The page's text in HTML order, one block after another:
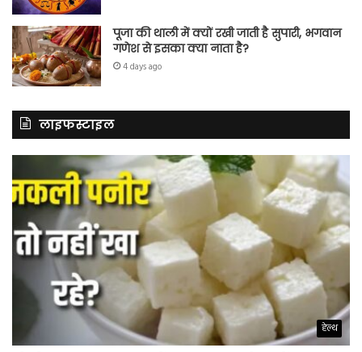
पूजा की थाली में क्यों रखी जाती है सुपारी, भगवान
गणेश से इसका क्या नाता है?
4 days ago
लाइफस्टाइल
हेल्थ